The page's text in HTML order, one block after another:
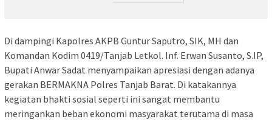
Di dampingi Kapolres AKPB Guntur Saputro, SIK, MH dan
Komandan Kodim 0419/Tanjab Letkol. Inf. Erwan Susanto, S.IP,
Bupati Anwar Sadat menyampaikan apresiasi dengan adanya
gerakan BERMAKNA Polres Tanjab Barat. Di katakannya
kegiatan bhakti sosial seperti ini sangat membantu
meringankan beban ekonomi masyarakat terutama di masa